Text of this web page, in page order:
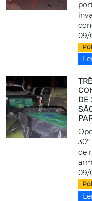
09/
DE
de
09/